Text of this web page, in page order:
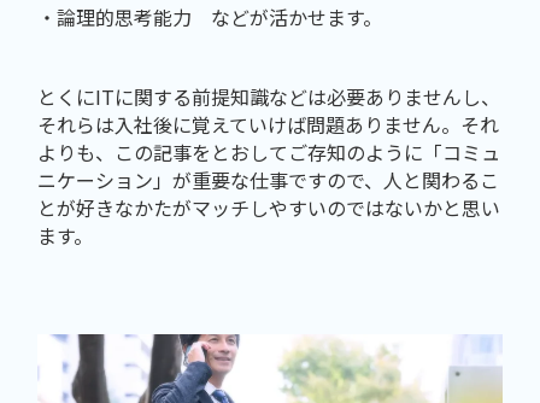
・論理的思考能力 などが活かせます。
とくにITに関する前提知識などは必要ありませんし、
それらは入社後に覚えていけば問題ありません。それ
よりも、この記事をとおしてご存知のように「コミュ
ニケーション」が重要な仕事ですので、人と関わるこ
とが好きなかたがマッチしやすいのではないかと思い
ます。